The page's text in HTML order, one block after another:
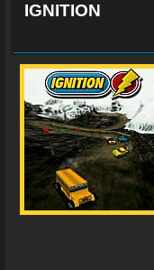
IGNITION